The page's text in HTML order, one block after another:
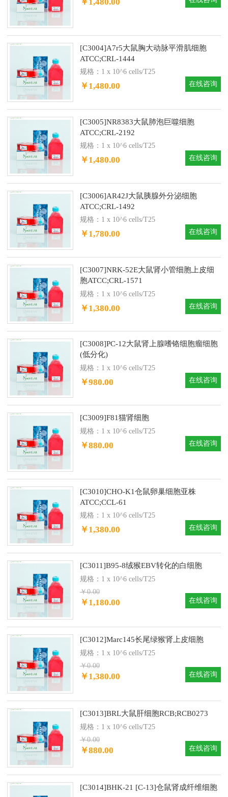
[C3004]A7r5大鼠胸大动脉平滑肌细胞
ATCC;CRL-1444
规格：1 x 10^6 cells/T25
￥1,480.00 在线咨询
[C3005]NR8383大鼠肺泡巨噬细胞
ATCC;CRL-2192
规格：1 x 10^6 cells/T25
￥1,480.00 在线咨询
[C3006]AR42J大鼠胰腺外分泌细胞
ATCC;CRL-1492
规格：1 x 10^6 cells/T25
￥1,780.00 在线咨询
[C3007]NRK-52E大鼠肾小管细胞上皮细
胞ATCC;CRL-1571
规格：1 x 10^6 cells/T25
￥1,380.00 在线咨询
[C3008]PC-12大鼠肾上腺嗜铬细胞瘤细胞
(低分化)
规格：1 x 10^6 cells/T25
￥980.00 在线咨询
[C3009]F81猫肾细胞
规格：1 x 10^6 cells/T25
￥880.00 在线咨询
[C3010]CHO-K1仓鼠卵巢细胞亚株
ATCC;CCL-61
规格：1 x 10^6 cells/T25
￥1,380.00 在线咨询
[C3011]B95-8绒猴EBV转化的白细胞
规格：1 x 10^6 cells/T25
￥0.00
￥1,180.00 在线咨询
[C3012]Marc145长尾绿猴肾上皮细胞
规格：1 x 10^6 cells/T25
￥0.00
￥1,380.00 在线咨询
[C3013]BRL大鼠肝细胞RCB;RCB0273
规格：1 x 10^6 cells/T25
￥0.00
￥880.00 在线咨询
[C3014]BHK-21 [C-13]仓鼠肾成纤维细胞